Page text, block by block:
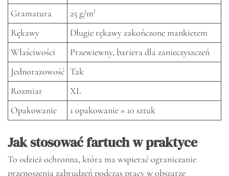
Gramatura
25 g/m²
Rękawy
Długie rękawy zakończone mankietem
Właściwości
Przewiewny, bariera dla zanieczyszczeń
Jednorazowość Tak
Rozmiar
XL
Opakowanie
1 opakowanie = 10 sztuk
Jak stosować fartuch w praktyce
To odzież ochronna, która ma wspierać ograniczanie
przenoszenia zabrudzeń podczas pracy w obszarze